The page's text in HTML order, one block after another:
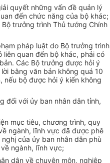
quyết những vấn đề quản lý
đến chức năng của bộ khác;
trưởng trình Thủ tướng Chính
pháp luật do Bộ trưởng trình
liên quan đến bộ khác, phải có
Các Bộ trưởng được hỏi ý
bằng văn bản không quá 10
nếu bộ được hỏi ý kiến không
đối với ủy ban nhân dân tỉnh,
mục tiêu, chương trình, quy
ngành, lĩnh vực đã được phê
của ủy ban nhân dân phù
ngành, lĩnh vực;
dân về chuyên môn, nghiệp